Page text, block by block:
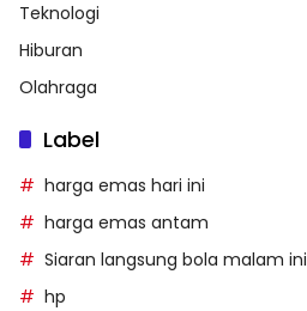
Teknologi
Hiburan
Olahraga
Label
harga emas hari ini
harga emas antam
Siaran langsung bola malam ini
hp